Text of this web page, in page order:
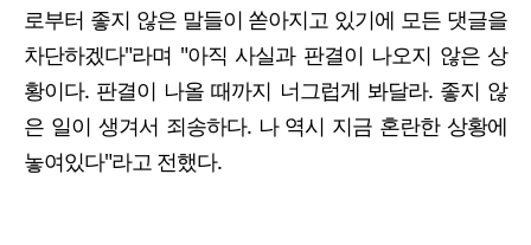
로부터 좋지 않은 말들이 쏟아지고 있기에 모든 댓글을
차단하겠다"라며 "아직 사실과 판결이 나오지 않은 상
황이다. 판결이 나올 때까지 너그럽게 봐달라. 좋지 않
은 일이 생겨서 죄송하다. 나 역시 지금 혼란한 상황에
놓여있다"라고 전했다.